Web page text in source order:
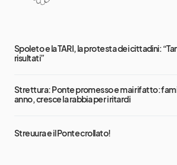
Spoleto e la TARI, la protesta dei cittadini:
risultati”
Strettura: Ponte promesso e mai rifatto:
anno, cresce la rabbia per i ritardi
Streuura e il Ponte crollato!